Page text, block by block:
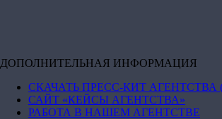
ДОПОЛНИТЕЛЬНАЯ ИНФОРМАЦИЯ
СКАЧАТЬ ПРЕСС-КИТ АГЕНТСТВА
САЙТ «КЕЙСЫ АГЕНТСТВА»
РАБОТА В НАШЕМ АГЕНТСТВЕ